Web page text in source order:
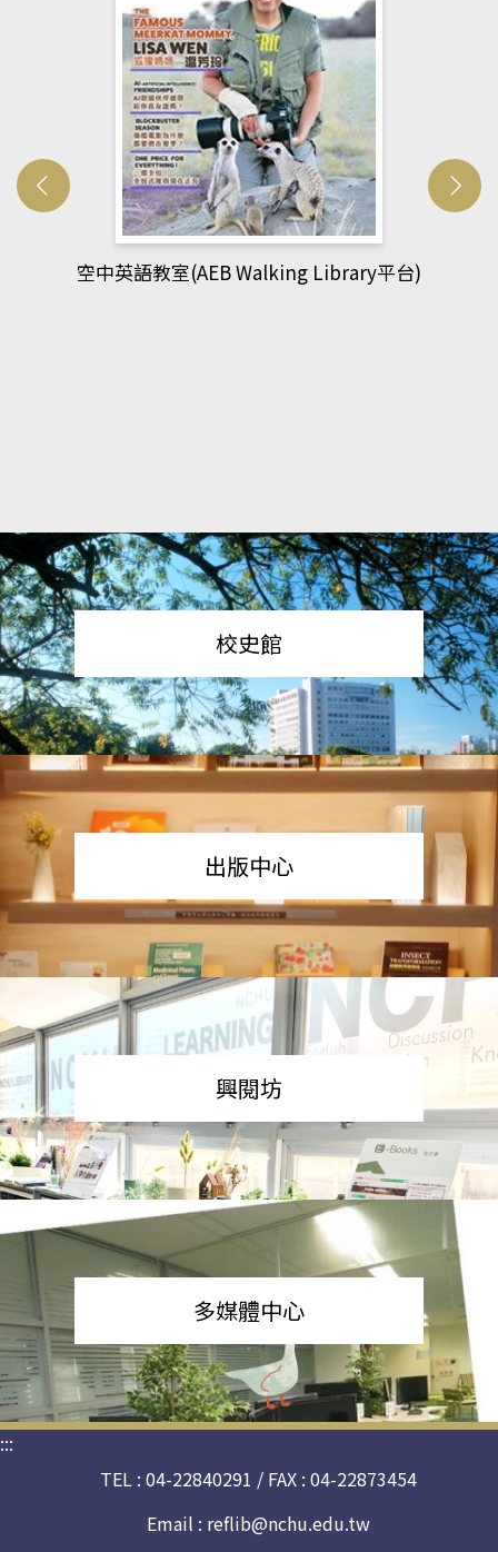
網管人(kono平台)
校史館
出版中心
興閱坊
多媒體中心
:::
TEL : 04-22840291 / FAX : 04-22873454
Email : reflib@nchu.edu.tw